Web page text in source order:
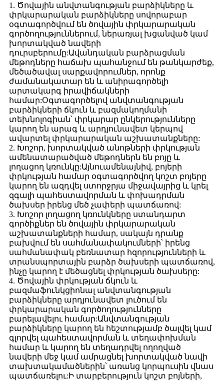
1. Ծովային անվտանգության բարձիկները և
փրկարարական բարձիկները սովորաբար
օգտագործվում են ծովային փրկարարական
գործողություններում, ներառյալ խցանված կամ
խորտակված նավերի
դուրսբերումը:Ավանդական բարձրացման
մեթոդները հաճախ պահանջում են թանկարժեք,
մեծածավալ սարքավորումներ, որոնք
ժամանակատար են և անիրագործելի
արտակարգ իրավիճակների
համար:Օգտագործելով անվտանգության
բարձիկների ճկուն և բազմակողմանի
տեխնոլոգիան՝ փրկարար ընկերությունները
կարող են արագ և արդյունավետ կերպով
ավարտել փրկարարական աշխատանքները:
2. Խոշոր, խորտակված անոթների փրկության
ամենատարածված մեթոդներն են բոյը և
լողացող կռունկը:Այնուամենայնիվ, բոյերի
փրկության համար օգտագործվող կոշտ բոյերը
կարող են ազդվել ստորջրյա միջավայրից և կրել
զգալի պահեստավորման և փոխադրման
ծախսեր իրենց մեծ չափերի պատճառով:
3. Խոշոր լողացող կռունկները ստանդարտ
գործիքներ են ծովային փրկարարական
աշխատանքների համար, սակայն դրանք
բախվում են սահմանափակումների՝ իրենց
սահմանափակ բեռնատար հզորությունների և
տրանսպորտային բարձր ծախսերի պատճառով,
ինչը կարող է մեծացնել փրկության ծախսերը:
4. Ծովային փրկության ճկուն և
բազմաֆունկցիոնալ անվտանգության
բարձիկները արդյունավետ լուծում են
փրկարարական գործողությունները
բարելավելու համար:Անվտանգության
բարձիկները կարող են հեշտությամբ ծալվել կամ
գլորվել պահեստավորման և տեղափոխման
համար և կարող են տեղադրվել ողողված
նավերի մեջ կամ ամրացնել խորտակված նավի
տախտակամածներին՝ առանց կորպուսին վնաս
պատճառելու:Ի տարբերություն կոշտ բոյների,